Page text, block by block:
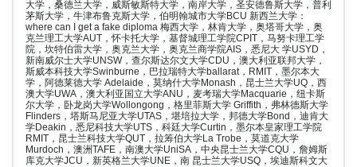
大学，桑德兰大学，威斯敏斯特大学，南岸大学，圣安德鲁斯大学，普利
茅斯大学，牛津布鲁克斯大学，伯明翰城市大学BCU 新西兰大学：
where can I get a fake diploma 梅西大学，林肯大学，奥塔哥大学，奥
克兰理工大学AUT，怀卡托大学，基督城理工学院CPIT，马努卡理工学
院，坎特伯雷大学，奥克兰大学，奥克兰商学院AIS，悉尼大 学USYD，
新南威尔士大学UNSW，查尔斯达尔文大学CDU，澳大利亚联邦大学，
斯威本科技大学Swinburne，巴拉瑞特大学ballarat，RMIT，墨尔本大
学，阿德莱德大学 Adelaide，莫纳什大学Monash，昆士兰大学UQ，西
澳大学UWA，澳大利亚国立大学ANU，麦考瑞大学Macquarie，纽卡斯
尔大学，卧龙岗大学Wollongong，格里菲斯大学 Griffith，弗林德斯大学
Flinders，塔斯马尼亚大学UTAS，堪培拉大学，邦德大学Bond，迪肯大
学Deakin，悉尼科技大学UTS，科廷大学Curtin，墨尔本皇家理工学院
RMIT，昆士兰科技大学QUT，拉筹伯大学La Trobe，莫道克大学
Murdoch，澳洲TAFE，南澳大学UniSA，中央昆士兰大学CQU，詹姆斯
库克大学JCU，新英格兰大学UNE，南 昆士兰大学USQ，埃迪斯科文大